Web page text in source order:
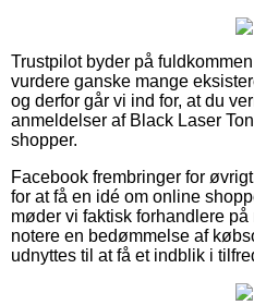
Trustpilot byder på
vurdere ganske mange
og derfor går vi ind for, at du
anmeldelser af Black Laser
shopper.
Facebook frembringer for
for at få en idé om online
møder vi faktisk forhandlere
notere en bedømmelse af
udnyttes til at få et indblik i